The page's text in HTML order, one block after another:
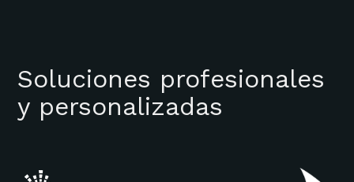
Soluciones profesionales
y personalizadas